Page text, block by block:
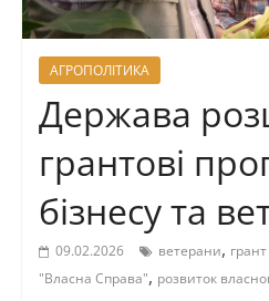
АГРОПОЛІТИКА
Держава
грантові
бізнесу та
09.02.2026 ветерани,
"Власна Справа", розвиток